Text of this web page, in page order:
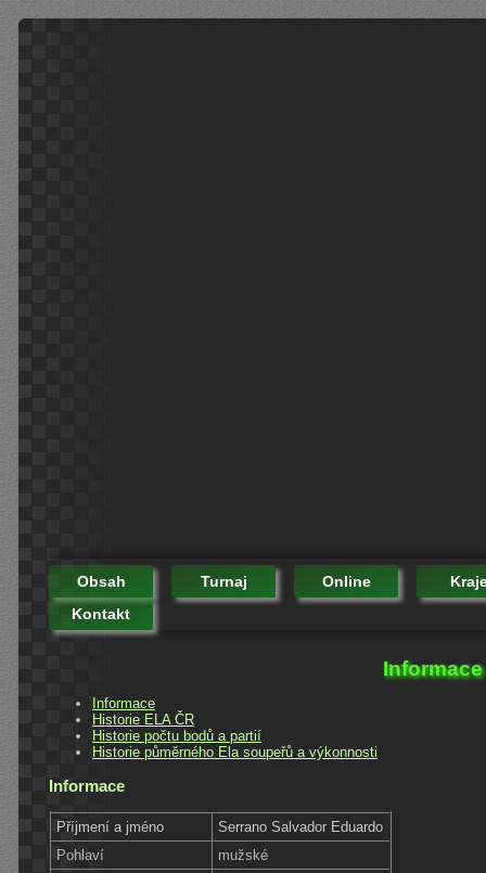
Obsah Turnaj Online
Kontakt
Informace
Historie ELA ČR
Historie počtu bodů a partií
Historie půměrného Ela soupeřů a výkonnosti
Informace
Příjmení a jméno
Serrano Salvador Eduardo
Pohlaví
mužské